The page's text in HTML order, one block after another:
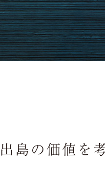
島の価値を